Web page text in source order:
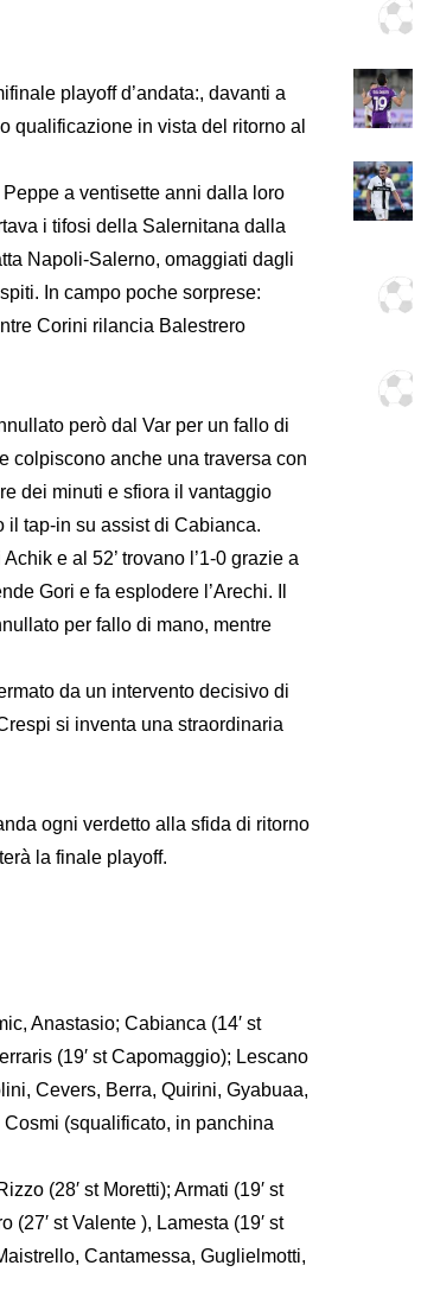
playoff d’andata:, davanti a
qualificazione in vista del ritorno al
a ventisette anni dalla loro
i tifosi della Salernitana dalla
Napoli-Salerno, omaggiati dagli
In campo poche sorprese:
Corini rilancia Balestrero
però dal Var per un fallo di
colpiscono anche una traversa con
dei minuti e sfiora il vantaggio
il tap-in su assist di Cabianca.
e al 52’ trovano l’1-0 grazie a
Gori e fa esplodere l’Arechi. Il
per fallo di mano, mentre
da un intervento decisivo di
si inventa una straordinaria
ogni verdetto alla sfida di ritorno
la finale playoff.
Anastasio; Cabianca (14′ st
(19′ st Capomaggio); Lescano
Cevers, Berra, Quirini, Gyabuaa,
(squalificato, in panchina
(28′ st Moretti); Armati (19′ st
st Valente ), Lamesta (19′ st
Cantamessa, Guglielmotti,